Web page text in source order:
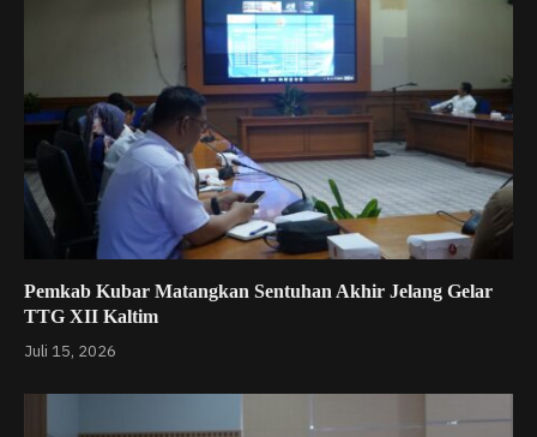
Pemkab Kubar Matangkan Sentuhan Akhir Jelang Gelar
TTG XII Kaltim
Juli 15, 2026